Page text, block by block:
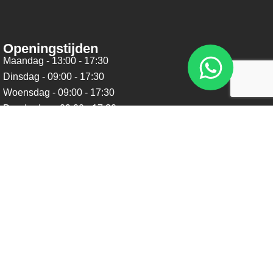
Openingstijden
Maandag - 13:00 - 17:30
Dinsdag - 09:00 - 17:30
Woensdag - 09:00 - 17:30
Donderdag - 09:00 - 17:30